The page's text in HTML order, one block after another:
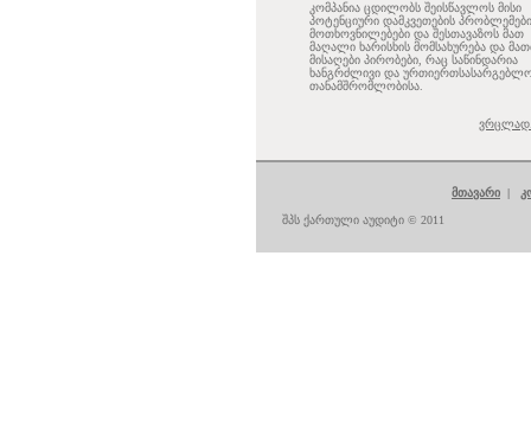
კომპანია ცდილობს შეისწავლოს მისი
პოტენციური დამკვეთების
მოთხოვნილებები და შესთავაზოს მათ
მაღალი ხარისხის მომსახურება და
მისაღები პირობები, რაც საწინდარია
ხანგრძლივი და
თანამშრომლობისა.
მთავარი |
შპს ქართული აუდიტი © 2011